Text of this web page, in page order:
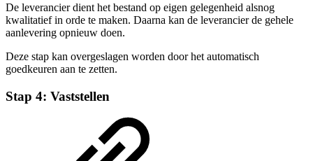
De leverancier dient het bestand op eigen gelegenheid alsnog
kwalitatief in orde te maken. Daarna kan de leverancier de gehele
aanlevering opnieuw doen.
Deze stap kan overgeslagen worden door het automatisch
goedkeuren aan te zetten.
Stap 4: Vaststellen